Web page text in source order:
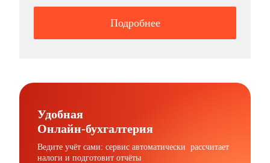
Подробнее
Удобная
Онлайн-бухгалтерия
Ведите учёт сами: сервис автоматически рассчитает
налоги и подготовит отчёты